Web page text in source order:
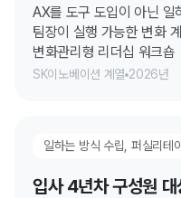
AX를 도구 도입이 아닌 일
팀장이 실행 가능한 변화
변화관리형 리더십 워크숍
SK이노베이션 계열 2026년
입사 4년차 구성원